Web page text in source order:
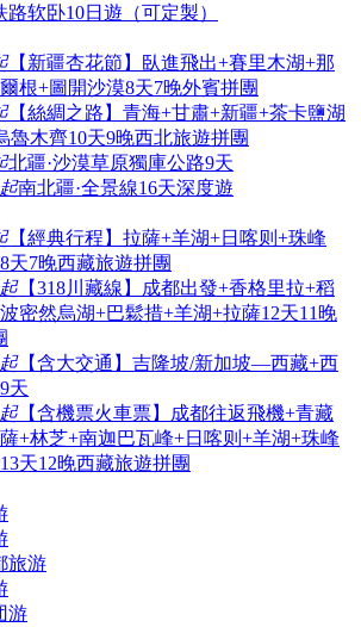
路软卧10日遊（可定製）
【新疆杏花節】臥進飛出+賽里木湖+那
根+圖開沙漠8天7晚外賓拼團
【絲綢之路】青海+甘肅+新疆+茶卡鹽湖
魯木齊10天9晚西北旅遊拼團
北疆·沙漠草原獨庫公路9天
南北疆·全景線16天深度遊
【經典行程】拉薩+羊湖+日喀则+珠峰
天7晚西藏旅遊拼團
【318川藏線】成都出發+香格里拉+稻
密然烏湖+巴鬆措+羊湖+拉薩12天11晚
【含大交通】吉隆坡/新加坡—西藏+西
天
【含機票火車票】成都往返飛機+青藏
+林芝+南迦巴瓦峰+日喀则+羊湖+珠峰
天12晚西藏旅遊拼團
旅游
游